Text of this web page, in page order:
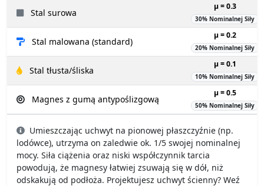
Stal surowa
µ = 0.3
30% Nominalnej Siły
Stal malowana (standard)
µ = 0.2
20% Nominalnej Siły
Stal tłusta/śliska
µ = 0.1
10% Nominalnej Siły
Magnes z gumą antypoślizgową
µ = 0.5
50% Nominalnej Siły
Umieszczając uchwyt na pionowej płaszczyźnie (np.
lodówce), utrzyma on zaledwie ok. 1/5 swojej nominalnej
mocy. Siła ciążenia oraz niski współczynnik tarcia
powodują, że magnesy łatwiej zsuwają się w dół, niż
odskakują od podłoża. Projektujesz uchwyt ścienny? Weź